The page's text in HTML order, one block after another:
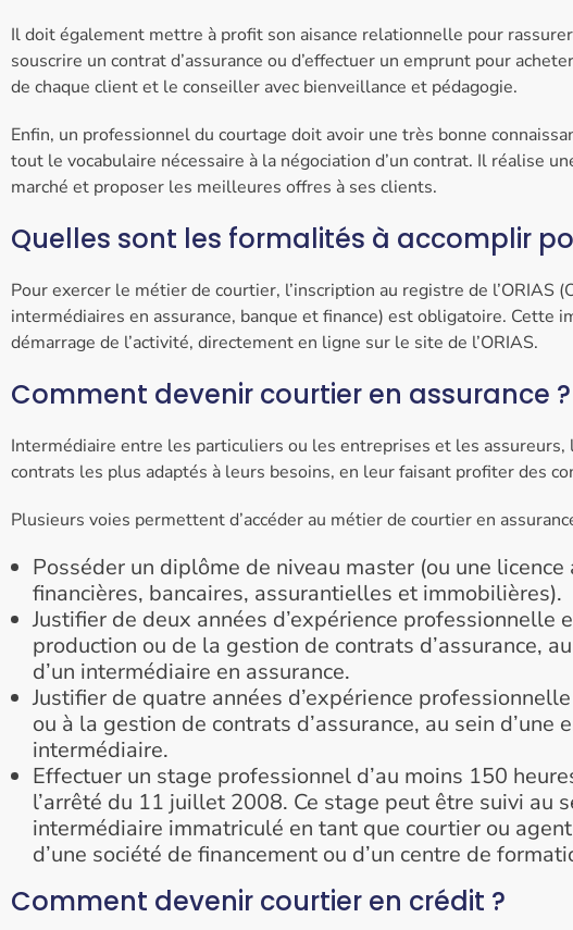
Il doit également mettre à profit son aisance relationnelle pour rassurer
souscrire un contrat d’assurance ou d’effectuer un emprunt pour
de chaque client et le conseiller avec bienveillance et pédagogie.
Enfin, un professionnel du courtage doit avoir une très bonne
tout le vocabulaire nécessaire à la négociation d’un contrat. Il réalise
marché et proposer les meilleures offres à ses clients.
Quelles sont les formalités à accomplir
Pour exercer le métier de courtier, l’inscription au registre de l’ORIAS
intermédiaires en assurance, banque et finance) est obligatoire. Cette
démarrage de l’activité, directement en ligne sur le site de l’ORIAS.
Comment devenir courtier en assurance ?
Intermédiaire entre les particuliers ou les entreprises et les assureurs,
contrats les plus adaptés à leurs besoins, en leur faisant profiter des
Plusieurs voies permettent d’accéder au métier de courtier en
Posséder un diplôme de niveau master (ou une
financières, bancaires, assurantielles et immobilières).
Justifier de deux années d’expérience professionnelle
production ou de la gestion de contrats d’assurance,
d’un intermédiaire en assurance.
Justifier de quatre années d’expérience
ou à la gestion de contrats d’assurance, au sein d’une
intermédiaire.
Effectuer un stage professionnel d’au moins 150
l’arrêté du 11 juillet 2008. Ce stage peut être suivi au
intermédiaire immatriculé en tant que courtier ou
d’une société de financement ou d’un centre de
Comment devenir courtier en crédit ?